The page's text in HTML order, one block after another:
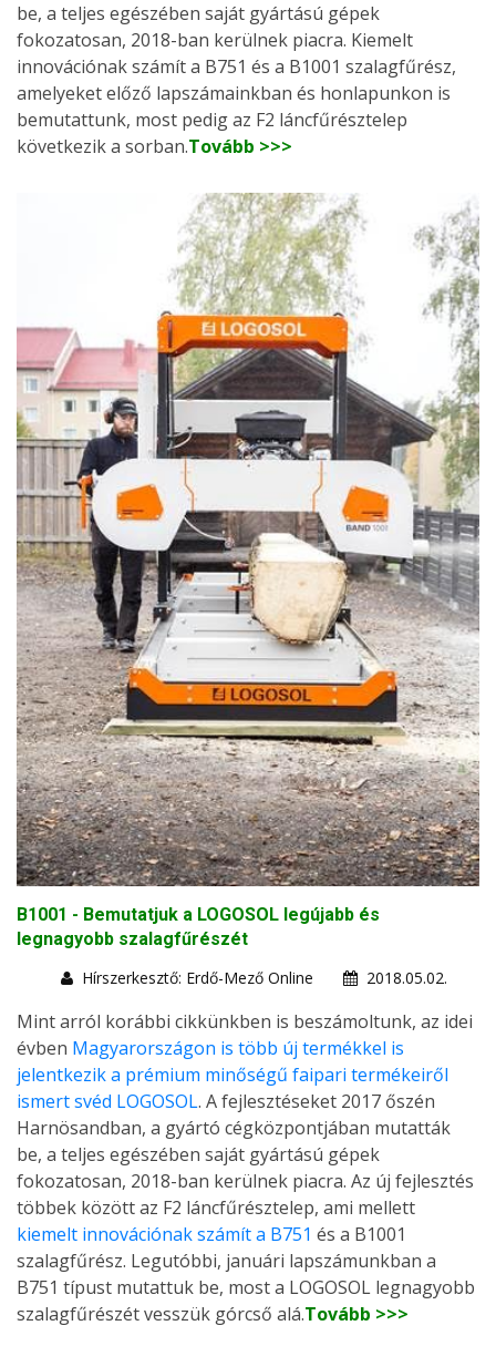
be, a teljes egészében saját gyártású gépek
fokozatosan, 2018-ban kerülnek piacra. Kiemelt
innovációnak számít a B751 és a B1001 szalagfűrész,
amelyeket előző lapszámainkban és honlapunkon is
bemutattunk, most pedig az F2 láncfűrésztelep
következik a sorban.Tovább >>>
B1001 - Bemutatjuk a LOGOSOL legújabb és
legnagyobb szalagfűrészét
Hírszerkesztő: Erdő-Mező Online
2018.05.02.
Mint arról korábbi cikkünkben is beszámoltunk, az idei
évben Magyarországon is több új termékkel is
jelentkezik a prémium minőségű faipari termékeiről
ismert svéd LOGOSOL. A fejlesztéseket 2017 őszén
Harnösandban, a gyártó cégközpontjában mutatták
be, a teljes egészében saját gyártású gépek
fokozatosan, 2018-ban kerülnek piacra. Az új fejlesztés
többek között az F2 láncfűrésztelep, ami mellett
kiemelt innovációnak számít a B751 és a B1001
szalagfűrész. Legutóbbi, januári lapszámunkban a
B751 típust mutattuk be, most a LOGOSOL legnagyobb
szalagfűrészét vesszük górcső alá.Tovább >>>